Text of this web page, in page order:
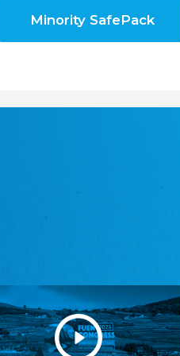
republice, z.s.
Landesversammlung der deutschen Vereine
Sydslesvigsk Forening e. V.
Südschleswigscher Verein
Youth of European Nationalities (YEN)
Jugend Europäischer Volksgruppen (JEV)
Minority SafePack